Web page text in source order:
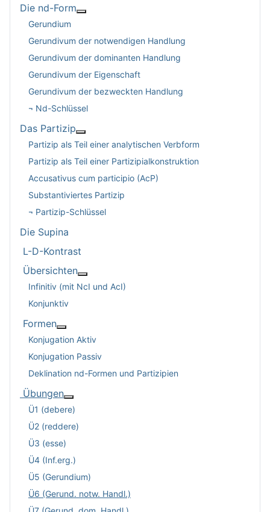
Die nd-Form
Gerundium
Gerundivum der notwendigen Handlung
Gerundivum der dominanten Handlung
Gerundivum der Eigenschaft
Gerundivum der bezweckten Handlung
¬ Nd-Schlüssel
Das Partizip
Weitere Informationen: Das Partizip
Partizip als Teil einer analytischen Verbform
Partizip als Teil einer Partizipialkonstruktion
Accusativus cum participio (AcP)
Substantiviertes Partizip
¬ Partizip-Schlüssel
Die Supina
L-D-Kontrast
Übersichten
Infinitiv (mit NcI und AcI)
Konjunktiv
Formen
Konjugation Aktiv
Konjugation Passiv
Deklination nd-Formen und Partizipien
Übungen
Ü1 (debere)
Ü2 (reddere)
Ü3 (esse)
Ü4 (Inf.erg.)
Ü5 (Gerundium)
Ü6 (Gerund. notw. Handl.)